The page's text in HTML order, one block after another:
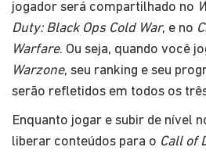
jogador será compartilhado no
Duty: Black Ops Cold War, e no
Warfare. Ou seja, quando você
Warzone, seu ranking e seu
serão refletidos em todos os
Enquanto jogar e subir de nível
liberar conteúdos para o Call of